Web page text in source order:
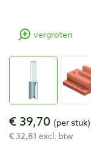
vergroten
€ 39,70 (per stuk)
€ 32,81 excl. btw